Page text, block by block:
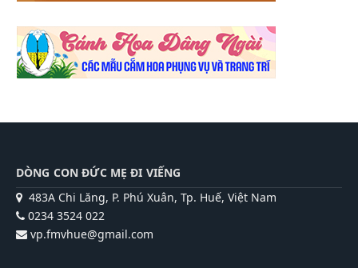
DÒNG CON ĐỨC MẸ ĐI VIẾNG
483A Chi Lăng, P. Phú Xuân, Tp. Huế, Việt Nam
0234 3524 022
vp.fmvhue@gmail.com